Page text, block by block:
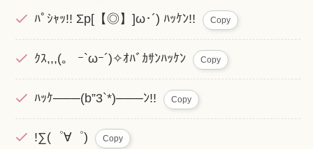
ﾊﾟｼｬｯ!! Σp[【◎】]ω･´) ﾊｯｹﾝ!! Copy
ｸｽ,,,(。 ｰ`ωｰ´)✧ｵﾊﾞｶｻﾝﾊｯｹﾝ Copy
ﾊｯｹ───(b”3`*)───ﾝ!! Copy
!∑(゜∀゜) Copy